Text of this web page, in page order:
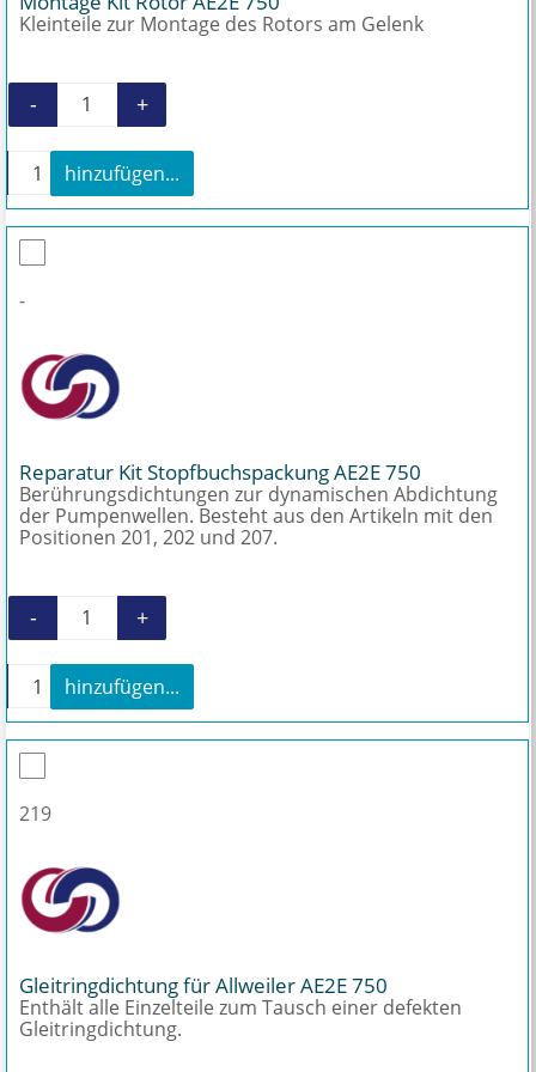
Kleinteile zur Montage des Rotors am Gelenk
Montage Kit Rotor AE2E 750 Menge
- +
Montage Kit Rotor AE2E 750 Menge
+
hinzufügen...
-
Reparatur Kit Stopfbuchspackung AE2E 750
Berührungsdichtungen zur dynamischen Abdichtung
der Pumpenwellen. Besteht aus den Artikeln mit den
Positionen 201, 202 und 207.
Reparatur Kit Stopfbuchspackung AE2E 750
- +
Reparatur Kit Stopfbuchspackung AE2E 750 Menge
+
hinzufügen...
219
Gleitringdichtung für Allweiler AE2E 750
Enthält alle Einzelteile zum Tausch einer defekten
Gleitringdichtung.